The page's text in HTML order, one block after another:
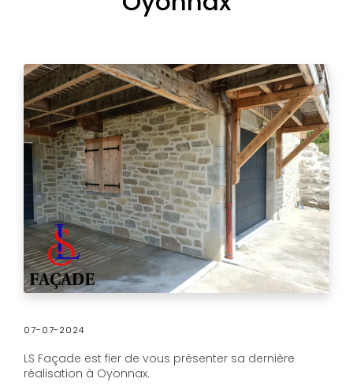
07-07-2024
LS Façade est fier de vous présenter sa dernière
réalisation à Oyonnax.